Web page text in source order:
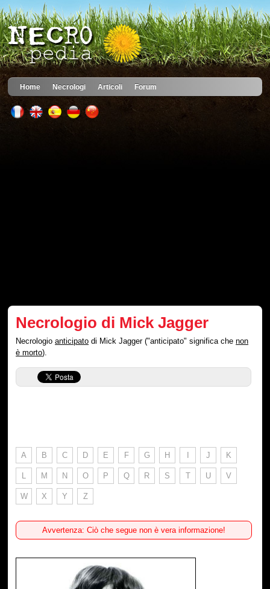
Home Necrologi Articoli Forum
Necrologio di Mick Jagger
Necrologioanticipato di Mick Jagger ("anticipato" significa chenon
è morto).
A B C D E F G H I J K
L M N O P Q R S T U V
W X Y Z
Avvertenza: Ciò che segue non è vera informazione!